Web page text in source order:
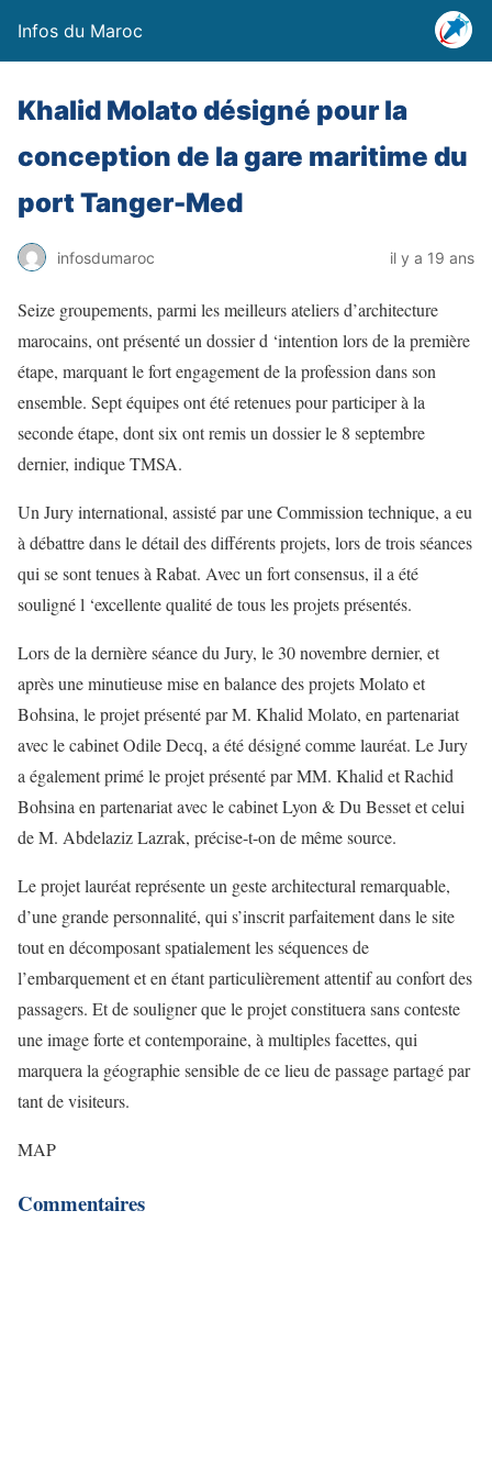
Infos du Maroc
Khalid Molato désigné pour la
conception de la gare maritime du
port Tanger-Med
infosdumaroc il y a 19 ans
Seize groupements, parmi les meilleurs ateliers d’architecture
marocains, ont présenté un dossier d ‘intention lors de la première
étape, marquant le fort engagement de la profession dans son
ensemble. Sept équipes ont été retenues pour participer à la
seconde étape, dont six ont remis un dossier le 8 septembre
dernier, indique TMSA.
Un Jury international, assisté par une Commission technique, a eu
à débattre dans le détail des différents projets, lors de trois séances
qui se sont tenues à Rabat. Avec un fort consensus, il a été
souligné l ‘excellente qualité de tous les projets présentés.
Lors de la dernière séance du Jury, le 30 novembre dernier, et
après une minutieuse mise en balance des projets Molato et
Bohsina, le projet présenté par M. Khalid Molato, en partenariat
avec le cabinet Odile Decq, a été désigné comme lauréat. Le Jury
a également primé le projet présenté par MM. Khalid et Rachid
Bohsina en partenariat avec le cabinet Lyon & Du Besset et celui
de M. Abdelaziz Lazrak, précise-t-on de même source.
Le projet lauréat représente un geste architectural remarquable,
d’une grande personnalité, qui s’inscrit parfaitement dans le site
tout en décomposant spatialement les séquences de
l’embarquement et en étant particulièrement attentif au confort des
passagers. Et de souligner que le projet constituera sans conteste
une image forte et contemporaine, à multiples facettes, qui
marquera la géographie sensible de ce lieu de passage partagé par
tant de visiteurs.
MAP
Commentaires